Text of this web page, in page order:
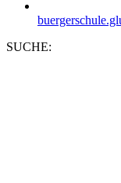
SUCHE: